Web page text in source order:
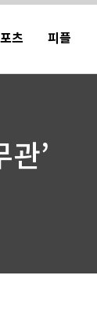
츠 피플
’